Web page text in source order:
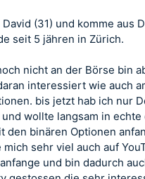
(31) und komme aus
seit 5 jähren in Zürich.
nicht an der Börse bin
interessiert wie auch
bis jetzt hab ich nur
wollte langsam in
den binären Optionen
sehr viel auch auf
und bin dadurch